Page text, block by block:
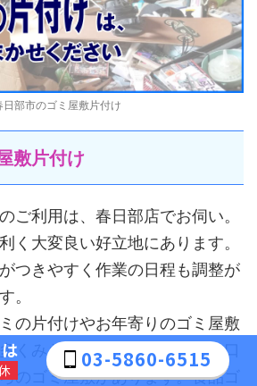
日部市のゴミ屋敷片付け
敷片付け
ご利用は、春日部店でお伺い。
く大変良い好立地にあります。
つきやすく作業の日程も調整が
。
の片付けやお年寄りのゴミ屋敷
くみられます。ゴミ屋敷と一口
のゴミ屋敷があります。食品ゴ
03-5860-6515